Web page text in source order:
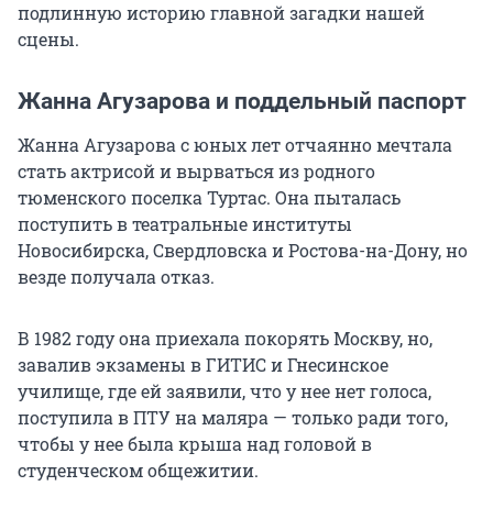
подлинную историю главной загадки нашей
сцены.
Жанна Агузарова и поддельный паспорт
Жанна Агузарова с юных лет отчаянно мечтала
стать актрисой и вырваться из родного
тюменского поселка Туртас. Она пыталась
поступить в театральные институты
Новосибирска, Свердловска и Ростова-на-Дону, но
везде получала отказ.
В 1982 году она приехала покорять Москву, но,
завалив экзамены в ГИТИС и Гнесинское
училище, где ей заявили, что у нее нет голоса,
поступила в ПТУ на маляра — только ради того,
чтобы у нее была крыша над головой в
студенческом общежитии.